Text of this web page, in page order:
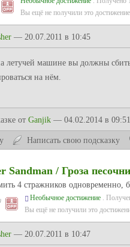
Вы ещё не получили это
— 20.07.2011 в 10:45
летучей машине вы должны
на нём.
от Ganjik — 04.02.2014 в 09:51
Написать свою подсказку
Sandman / Гроза
4 стражников одновременно,
Необычное достижение .
Вы ещё не получили это
— 20.07.2011 в 10:47